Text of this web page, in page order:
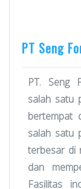
PT Seng
PT. Seng
salah satu
bertempat
salah satu
terbesar di
dan
Fasilitas